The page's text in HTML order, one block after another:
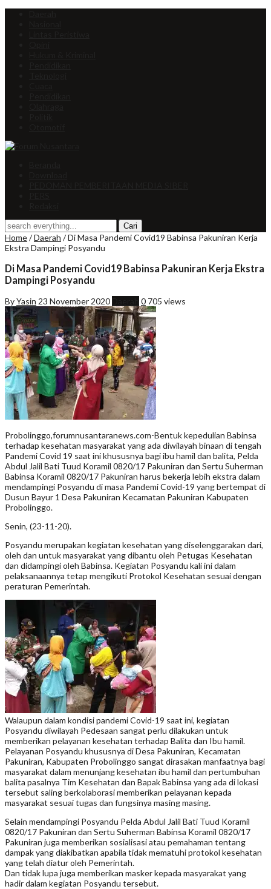
Home/Daerah /Di Masa Pandemi Covid19 Babinsa Pakuniran Kerja
Ekstra Dampingi Posyandu
Di Masa Pandemi Covid19 Babinsa Pakuniran Kerja Ekstra
Dampingi Posyandu
ByYasin 23 November 2020 0 705 views
Probolinggo,forumnusantaranews.com-Bentuk kepedulian Babinsa
terhadap kesehatan masyarakat yang ada diwilayah binaan di tengah
Pandemi Covid 19 saat ini khususnya bagi ibu hamil dan balita, Pelda
Abdul Jalil Bati Tuud Koramil 0820/17 Pakuniran dan Sertu Suherman
Babinsa Koramil 0820/17 Pakuniran harus bekerja lebih ekstra dalam
mendampingi Posyandu di masa Pandemi Covid-19 yang bertempat di
Dusun Bayur 1 Desa Pakuniran Kecamatan Pakuniran Kabupaten
Probolinggo.
Senin, (23-11-20).
Posyandu merupakan kegiatan kesehatan yang diselenggarakan dari,
oleh dan untuk masyarakat yang dibantu oleh Petugas Kesehatan
dan didampingi oleh Babinsa. Kegiatan Posyandu kali ini dalam
pelaksanaannya tetap mengikuti Protokol Kesehatan sesuai dengan
peraturan Pemerintah.
Walaupun dalam kondisi pandemi Covid-19 saat ini, kegiatan
Posyandu diwilayah Pedesaan sangat perlu dilakukan untuk
memberikan pelayanan kesehatan terhadap Balita dan Ibu hamil.
Pelayanan Posyandu khususnya di Desa Pakuniran, Kecamatan
Pakuniran, Kabupaten Probolinggo sangat dirasakan manfaatnya bagi
masyarakat dalam menunjang kesehatan ibu hamil dan pertumbuhan
balita pasalnya Tim Kesehatan dan Bapak Babinsa yang ada di lokasi
tersebut saling berkolaborasi memberikan pelayanan kepada
masyarakat sesuai tugas dan fungsinya masing masing.
Selain mendampingi Posyandu Pelda Abdul Jalil Bati Tuud Koramil
0820/17 Pakuniran dan Sertu Suherman Babinsa Koramil 0820/17
Pakuniran juga memberikan sosialisasi atau pemahaman tentang
dampak yang diakibatkan apabila tidak mematuhi protokol kesehatan
yang telah diatur oleh Pemerintah.
Dan tidak lupa juga memberikan masker kepada masyarakat yang
hadir dalam kegiatan Posyandu tersebut.